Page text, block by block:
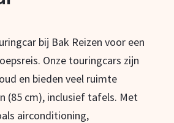
bij Bak Reizen voor een
Onze touringcars zijn
en bieden veel ruimte
(85 cm), inclusief tafels. Met
airconditioning,